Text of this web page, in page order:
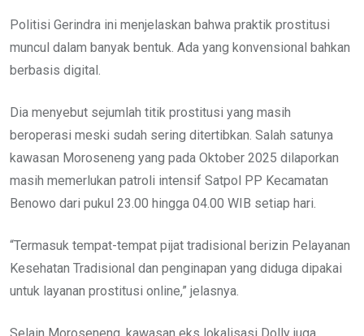
Politisi Gerindra ini menjelaskan bahwa praktik prostitusi
muncul dalam banyak bentuk. Ada yang konvensional bahkan
berbasis digital.
Dia menyebut sejumlah titik prostitusi yang masih
beroperasi meski sudah sering ditertibkan. Salah satunya
kawasan Moroseneng yang pada Oktober 2025 dilaporkan
masih memerlukan patroli intensif Satpol PP Kecamatan
Benowo dari pukul 23.00 hingga 04.00 WIB setiap hari.
“Termasuk tempat-tempat pijat tradisional berizin Pelayanan
Kesehatan Tradisional dan penginapan yang diduga dipakai
untuk layanan prostitusi online,” jelasnya.
Selain Moroseneng, kawasan eks lokalisasi Dolly juga